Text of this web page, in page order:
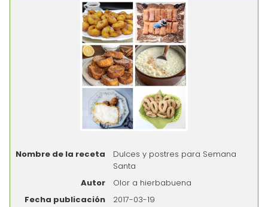
Nombre de la receta
Dulces y postres para Semana
Santa
Autor
Olor a hierbabuena
Fecha publicación
2017-03-19